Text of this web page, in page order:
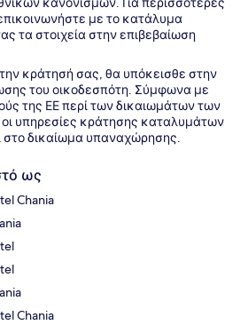
με το κατάλυμα
τα στοιχεία στην επιβεβαίωση
κράτησή σας, θα υπόκεισθε στην
του οικοδεσπότη. Σύμφωνα με
της ΕΕ περί των δικαιωμάτων των
υπηρεσίες κράτησης καταλυμάτων
στο δικαίωμα υπαναχώρησης.
ως
Chania
Chania